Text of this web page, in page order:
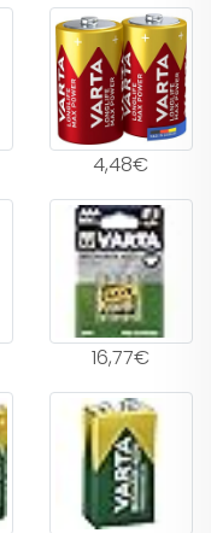
4,48€
16,77€